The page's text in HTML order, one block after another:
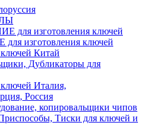
изготовления ключей
Китай
Дубликаторы для
Италия,
Россия
копировальщики чипов
Тиски для ключей и